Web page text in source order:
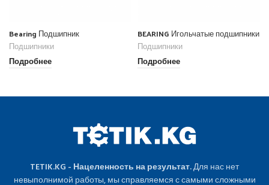
Bearing Подшипник
Подшипники
Подробнее
BEARING Игольчатые подшипники
Подшипники
Подробнее
TETIK.KG - Нацеленность на результат.Для нас нет
невыполнимой работы, мы справляемся с самыми сложными